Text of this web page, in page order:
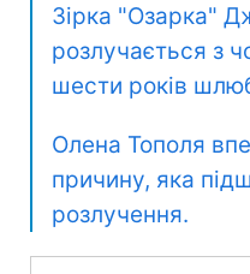
Зірка "Озарка"
розлучається з
шести років
Олена Тополя
причину, яка
розлучення.